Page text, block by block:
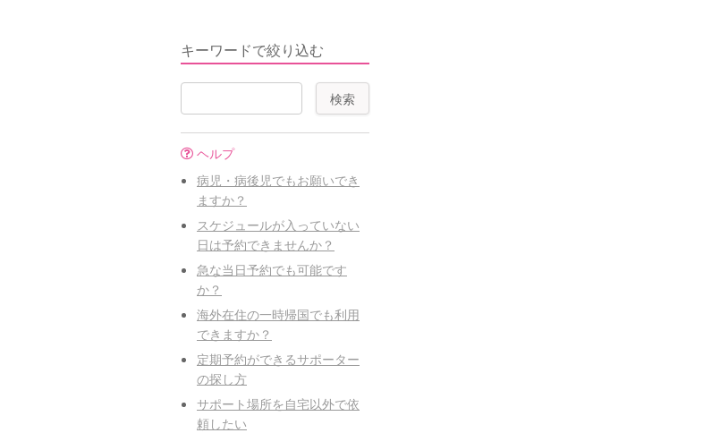
キーワードで絞り込む
ヘルプ
病児・病後児でもお願いでき
ますか？
スケジュールが入っていない
日は予約できませんか？
急な当日予約でも可能です
か？
海外在住の一時帰国でも利用
できますか？
定期予約ができるサポーター
の探し方
サポート場所を自宅以外で依
頼したい